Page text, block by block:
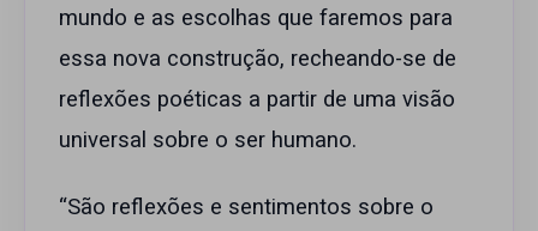
mundo e as escolhas que faremos para
essa nova construção, recheando-se de
reflexões poéticas a partir de uma visão
universal sobre o ser humano.
“São reflexões e sentimentos sobre o